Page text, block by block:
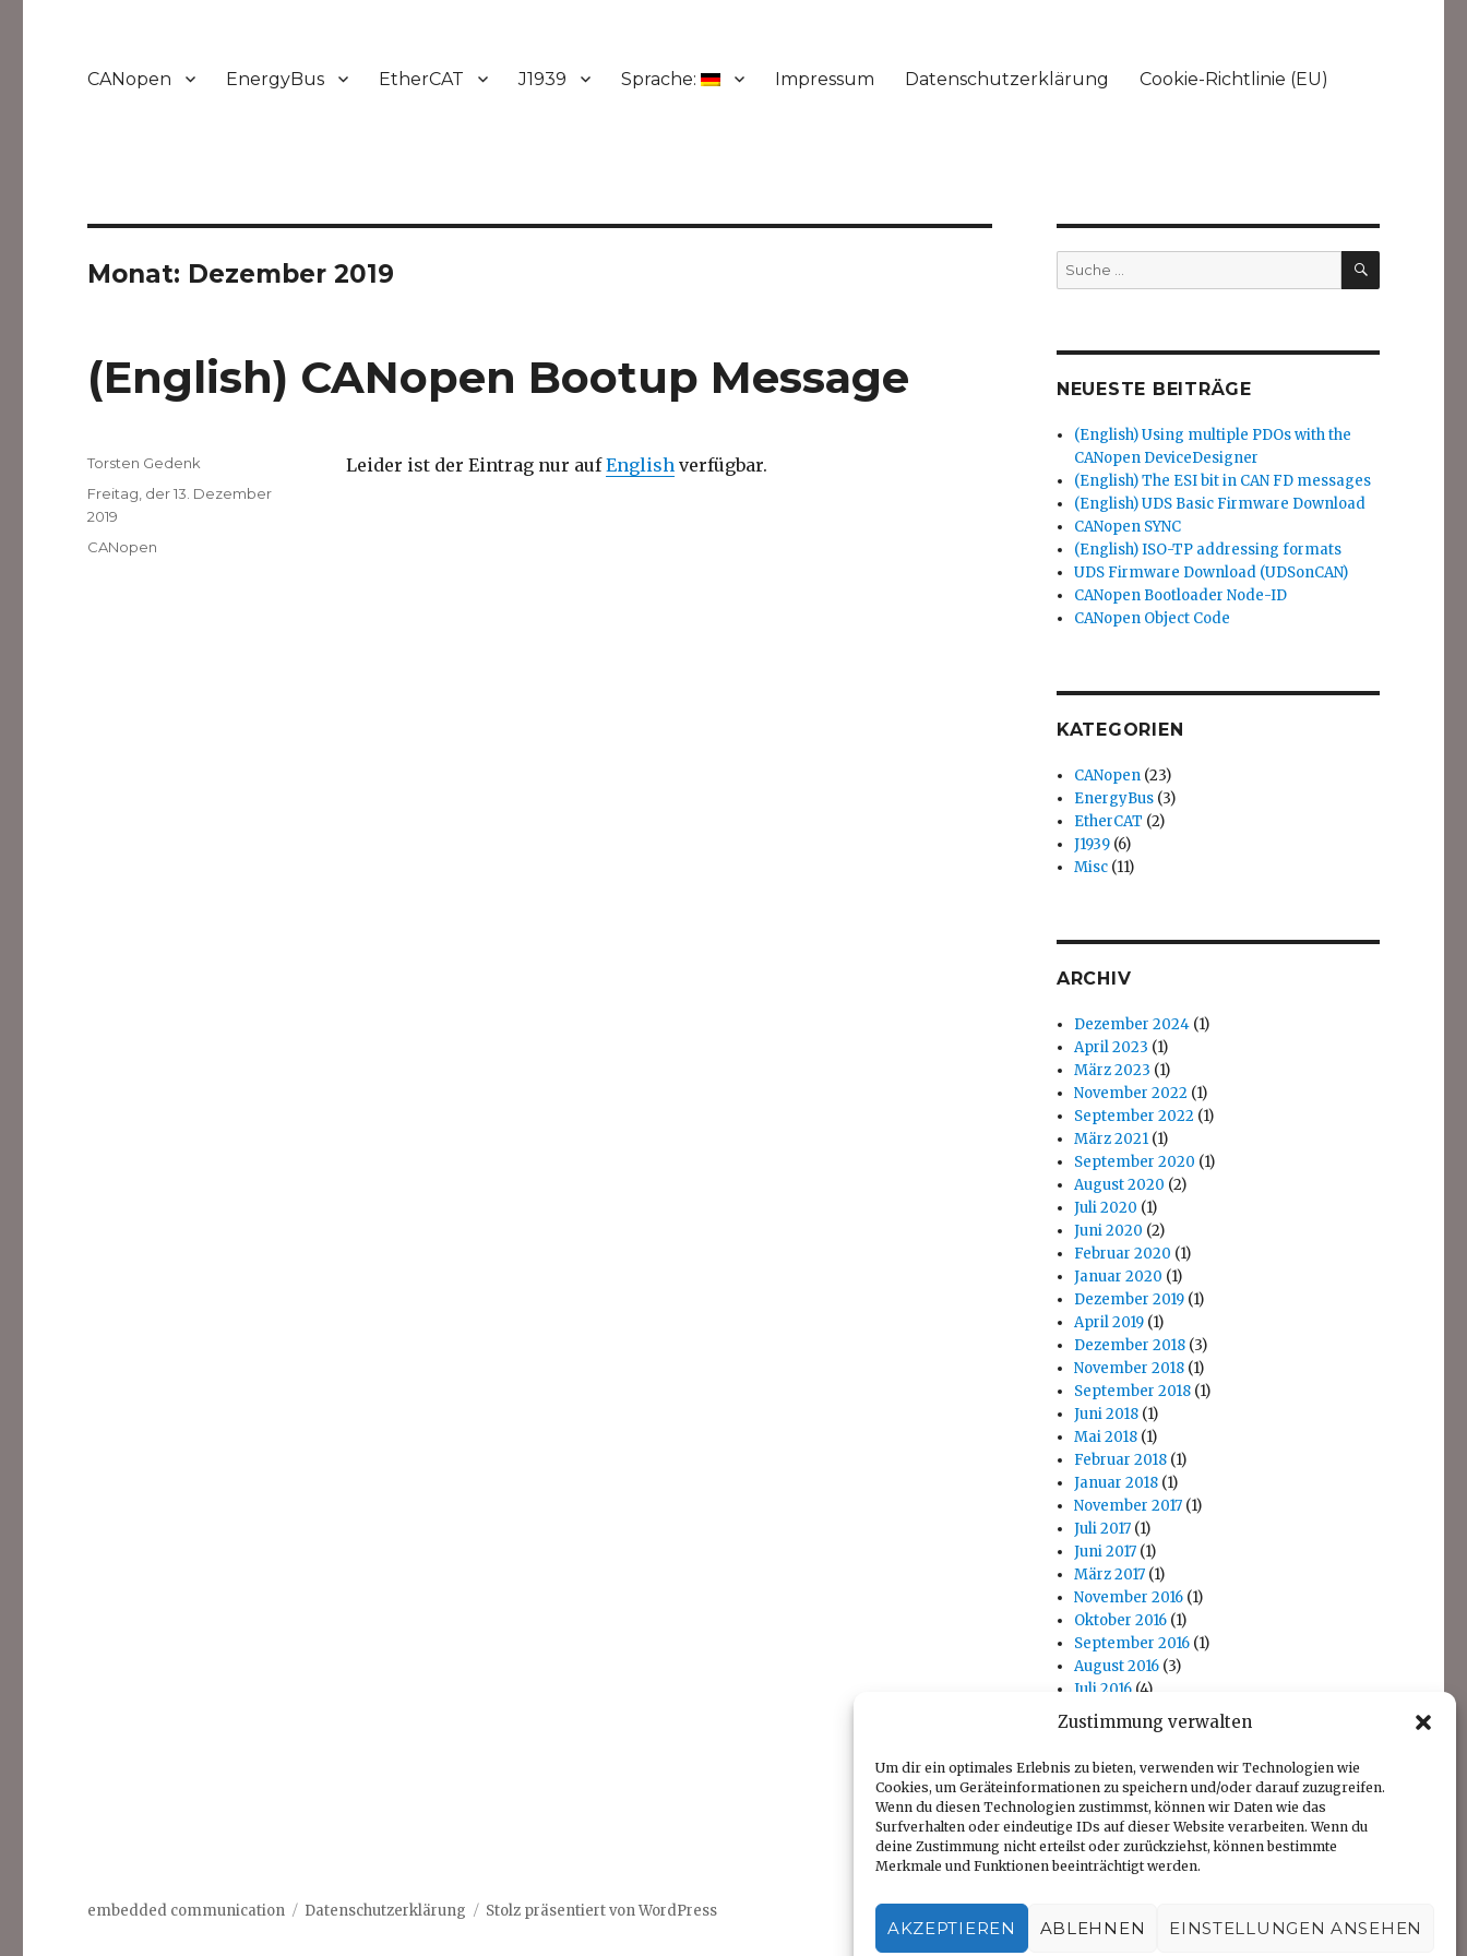
Zustimmung verwalten
Um dir ein optimales Erlebnis zu bieten, verwenden wir Technologien wie
Cookies, um Geräteinformationen zu speichern und/oder darauf zuzugreifen.
Wenn du diesen Technologien zustimmst, können wir Daten wie das
Surfverhalten oder eindeutige IDs auf dieser Website verarbeiten. Wenn du
deine Zustimmung nicht erteilst oder zurückziehst, können bestimmte
Merkmale und Funktionen beeinträchtigt werden.
AKZEPTIEREN ABLEHNEN EINSTELLUNGEN ANSEHEN
CANopen EnergyBus EtherCAT J1939 Sprache: Impressum Datenschutzerklärung Cookie-Richtlinie (EU)
Monat: Dezember 2019
(English) CANopen Bootup Message
Leider ist der Eintrag nur aufEnglishverfügbar.
Autor
Torsten Gedenk
Veröffentlicht
am
Freitag, der 13. Dezember
2019
Kategorien
CANopen
Suche
nach:
SUCHEN
NEUESTE BEITRÄGE
(English) Using multiple PDOs with the
CANopen DeviceDesigner
(English) The ESI bit in CAN FD messages
(English) UDS Basic Firmware Download
CANopen SYNC
(English) ISO-TP addressing formats
UDS Firmware Download (UDSonCAN)
CANopen Bootloader Node-ID
CANopen Object Code
KATEGORIEN
CANopen (23)
EnergyBus (3)
EtherCAT (2)
J1939 (6)
Misc (11)
ARCHIV
Dezember 2024 (1)
April 2023 (1)
März 2023 (1)
November 2022 (1)
September 2022 (1)
März 2021 (1)
September 2020 (1)
August 2020 (2)
Juli 2020 (1)
Juni 2020 (2)
Februar 2020 (1)
Januar 2020 (1)
Dezember 2019 (1)
April 2019 (1)
Dezember 2018 (3)
November 2018 (1)
September 2018 (1)
Juni 2018 (1)
Mai 2018 (1)
Februar 2018 (1)
Januar 2018 (1)
November 2017 (1)
Juli 2017 (1)
Juni 2017 (1)
März 2017 (1)
November 2016 (1)
Oktober 2016 (1)
September 2016 (1)
August 2016 (3)
Juli 2016 (4)
April 2016
November 2014
Oktober 2014
embedded communication Datenschutzerklärung Stolz präsentiert von WordPress